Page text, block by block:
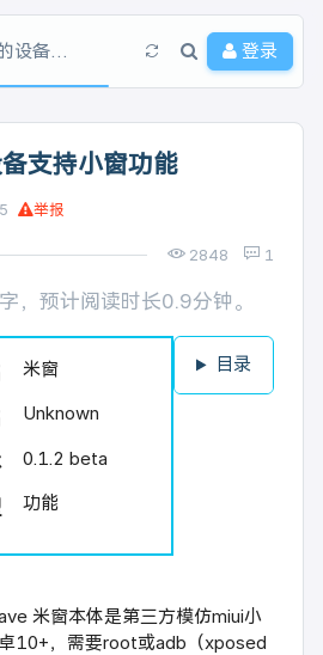
小窗功能 登录
支持小窗功能
举报
2848 1
，预计阅读时长0.9分钟。
目录
米窗
Unknown
0.1.2 beta
功能
米窗本体是第三方模仿miui小
10+，需要root或adb（xposed